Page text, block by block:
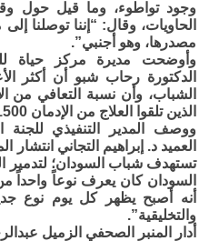
وجود تواطوء، وما قيل حول
الحاويات، وقال: “إننا توصلنا
مصدرها، وهو أجنبي”.
وأوضحت مديرة مركز حياة
الدكتورة رحاب شبو أن أكثر
الشباب، وأن نسبة التعافي من
الذين تلقوا العلاج من الإدمان 1500 حالة خلال ثلاث سنوات.
ووصف المدير التنفيذي للجنة
العميد د. إبراهيم التجاني
تستهدف شباب السودان؛ لتدمير
السودان كان يعرف نوعاً واحداً
أنه أصبح يظهر كل يوم نوع
والتخليقية”.
أدار المنبر الصحفي الزميل